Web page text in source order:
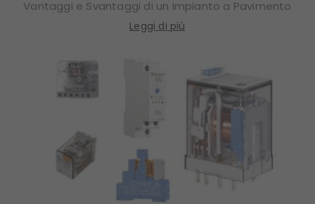
Vantaggi e Svantaggi di un Impianto a Pavimento
Leggi di più